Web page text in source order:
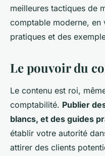
meilleures tactiques de
comptable moderne, en
pratiques et des
Le pouvoir du
Le contenu est roi,
comptabilité. Publier
blancs, et des guides
établir votre autorité
attirer des clients